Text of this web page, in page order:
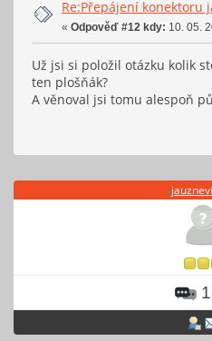
Re:Přepájení konektoru
« Odpověď #12 kdy: 10. 05.
Už jsi si položil otázku kolik
ten plošňák?
A věnoval jsi tomu alespoň